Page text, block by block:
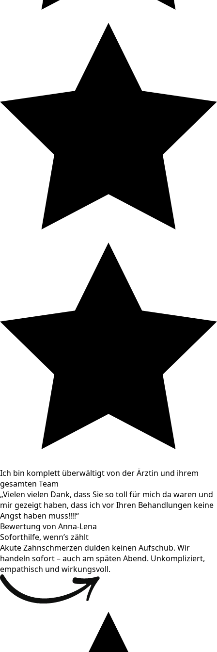
Ich bin komplett überwältigt von der Ärztin und ihrem
gesamten Team
„Vielen vielen Dank, dass Sie so toll für mich da waren und
mir gezeigt haben, dass ich vor Ihren Behandlungen keine
Angst haben muss!!!!“
Bewertung von Anna-Lena
Soforthilfe, wenn’s zählt
Akute Zahnschmerzen dulden keinen Aufschub. Wir
handeln sofort – auch am späten Abend. Unkompliziert,
empathisch und wirkungsvoll.